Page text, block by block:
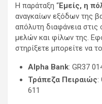
Η παράταξη “Εμείς, η
αναγκαίων εξόδων της
απόλυτη διαφάνεια
μελών και φίλων της.
στηρίξετε μπορείτε να
Alpha Bank: GR37
Τράπεζα Πειραιώς:
611